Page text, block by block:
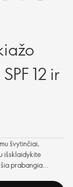
12 ir
švytinčiai,
išsklaidykite
prabangia